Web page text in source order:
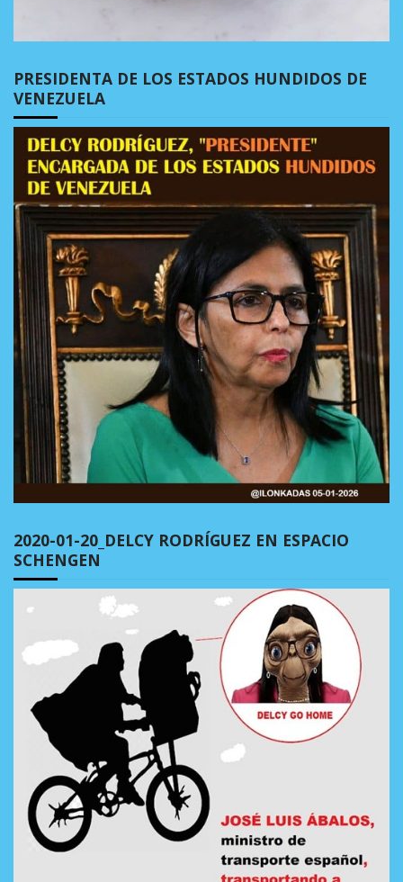
PRESIDENTA DE LOS ESTADOS HUNDIDOS DE
VENEZUELA
2020-01-20_DELCY RODRÍGUEZ EN ESPACIO
SCHENGEN